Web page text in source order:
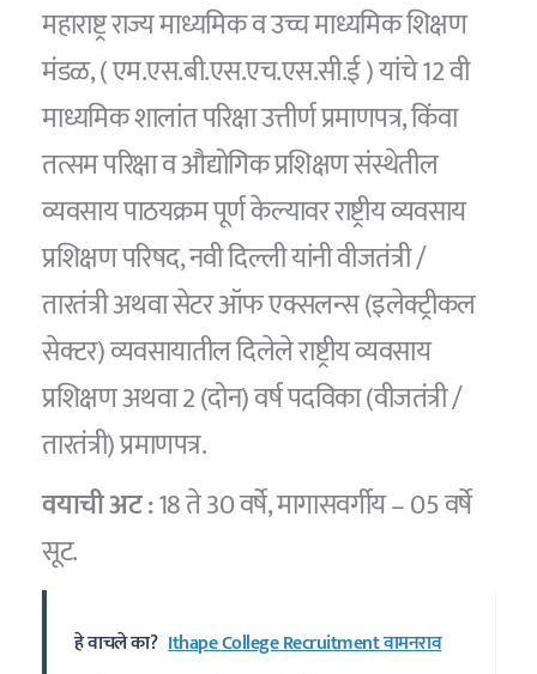
महाराष्ट्र राज्य माध्यमिक व उच्च माध्यमिक शिक्षण
मंडळ, ( एम.एस.बी.एस.एच.एस.सी.ई ) यांचे 12 वी
माध्यमिक शालांत परिक्षा उत्तीर्ण प्रमाणपत्र, किंवा
तत्सम परिक्षा व औद्योगिक प्रशिक्षण संस्थेतील
व्यवसाय पाठयक्रम पूर्ण केल्यावर राष्ट्रीय व्यवसाय
प्रशिक्षण परिषद, नवी दिल्ली यांनी वीजतंत्री /
तारतंत्री अथवा सेटर ऑफ एक्सलन्स (इलेक्ट्रीकल
सेक्टर) व्यवसायातील दिलेले राष्ट्रीय व्यवसाय
प्रशिक्षण अथवा 2 (दोन) वर्ष पदविका (वीजतंत्री /
तारतंत्री) प्रमाणपत्र.
वयाची अट :18 ते 30 वर्षे, मागासवर्गीय – 05 वर्षे
सूट.
हे वाचले का? Ithape College Recruitment वामनराव